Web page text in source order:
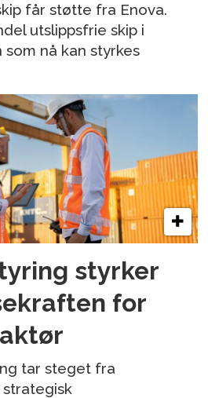
får støtte fra Enova.
utslippsfrie skip i
nå kan styrkes
styrker
for
tar steget fra